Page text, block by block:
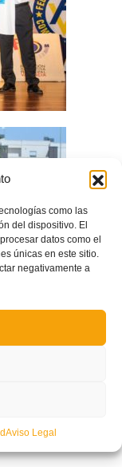
como las
del dispositivo. El
datos como el
únicas en este sitio.
negativamente a
Aviso Legal
se impone en el
(GALERÍA DE